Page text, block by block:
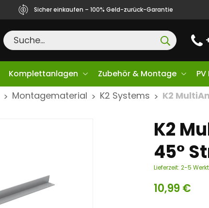
Sicher einkaufen – 100% Geld-zurück-Garantie
Komplettanlagen Zubehör & Montage
> Montagematerial > K2 Systems > K2
K2
45°
Lieferzeit: 2-5
10,99€